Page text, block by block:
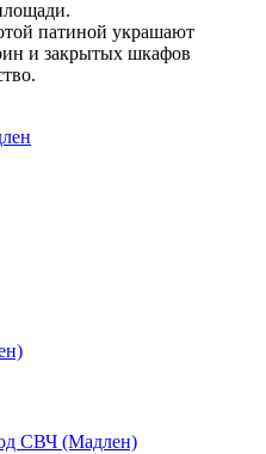
патиной украшают
и закрытых шкафов
СВЧ (Мадлен)